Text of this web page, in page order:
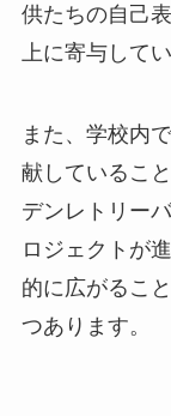
供たちの自己
上に寄与して
また、学校内
献しているこ
デンレトリー
ロジェクトが
的に広がるこ
つあります。